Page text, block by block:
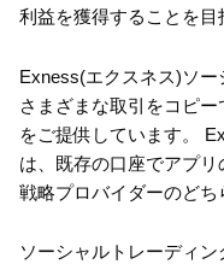
利益を獲得することを目
Exness(エクスネス)ソー
さまざまな取引をコピ
をご提供しています。
は、既存の口座でアプ
戦略プロバイダーのどち
ソーシャルトレーディ